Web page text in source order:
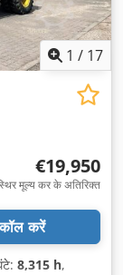
1 / 17
€19,950
मूल्य कर के अतिरिक्त
कॉल करें
8,315 h,